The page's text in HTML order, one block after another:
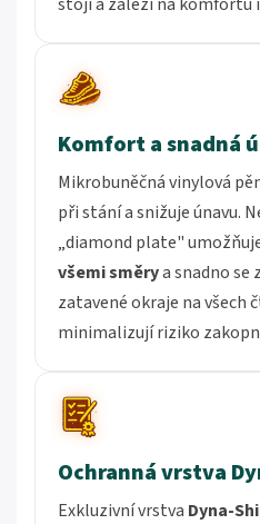
Komfort a snadná
Mikrobuněčná vinylová
při stání a snižuje únavu.
„diamond plate"
všemi směrya snadno se
zatavené okraje na všech
minimalizují riziko
Ochranná vrstva
Exkluzivní vrstva Dyna-